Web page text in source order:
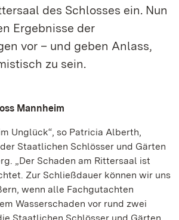
des Schlosses ein. Nun
Ergebnisse der
vor – und geben Anlass,
zu sein.
Mannheim
Unglück“, so Patricia Alberth,
Staatlichen Schlösser und Gärten
„Der Schaden am Rittersaal ist
Zur Schließdauer können wir uns
wenn alle Fachgutachten
Wasserschaden vor rund zwei